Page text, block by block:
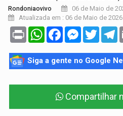
Rondoniaovivo
06 de Maio de
Atualizada em : 06 de Maio de
Print WhatsAppFacebookMessenger
Twitter
Siga a gente no Google
Compartilhar